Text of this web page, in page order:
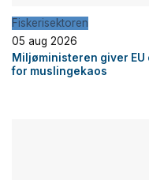
Fiskerisektoren
05 aug 2026
Miljøministeren giver
for muslingekaos